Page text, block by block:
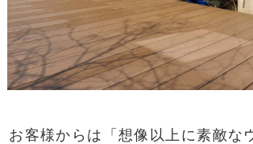
お客様からは「想像以上に素敵な